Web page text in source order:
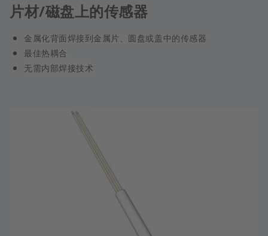
片材/磁盘上的传感器
金属化背面焊接到金属片、圆盘或盖中的传感器
最佳热耦合
无需内部焊接技术